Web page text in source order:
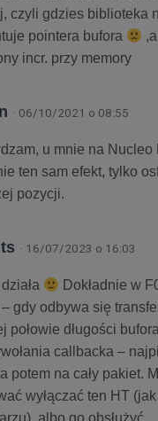
czyli gdzies biblioteka
pointera bufora
incr. przy memory
· 06/10/2021 o 08:55
u mnie na Nucleo
ten sam efekt, tylko
pozycji.
· 16/07/2023 o 16:03
Dokładnie w
gdy odbywa się
połowie długości
callbacka –
potem na cały pakiet.
wyłączać ten HT
albo go obsłużyć.